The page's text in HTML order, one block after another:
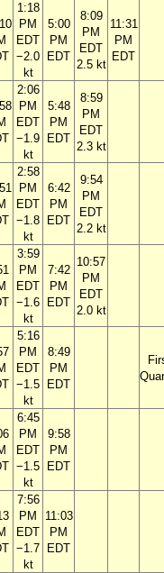
1:18
PM
EDT
−2.0
kt
5:00
PM
EDT
8:09
PM
EDT
2.5 kt
11:31
PM
EDT
2:06
PM
EDT
−1.9
kt
5:48
PM
EDT
8:59
PM
EDT
2.3 kt
2:58
PM
EDT
−1.8
kt
6:42
PM
EDT
9:54
PM
EDT
2.2 kt
3:59
PM
EDT
−1.6
kt
7:42
PM
EDT
10:57
PM
EDT
2.0 kt
5:16
PM
EDT
−1.5
kt
8:49
PM
EDT
6:45
PM
EDT
−1.5
kt
9:58
PM
EDT
7:56
PM
EDT
−1.7
kt
11:03
PM
EDT